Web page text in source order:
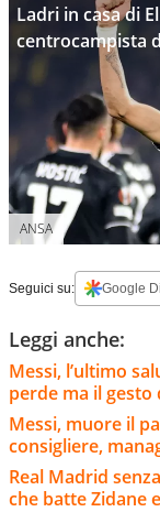
Ladri in casa di
centrocampista
ANSA
Seguici su: Google
Leggi anche:
Messi, l’ultimo
perde ma il gesto
Messi, muore il
consigliere,
Real Madrid
che batte Zidane